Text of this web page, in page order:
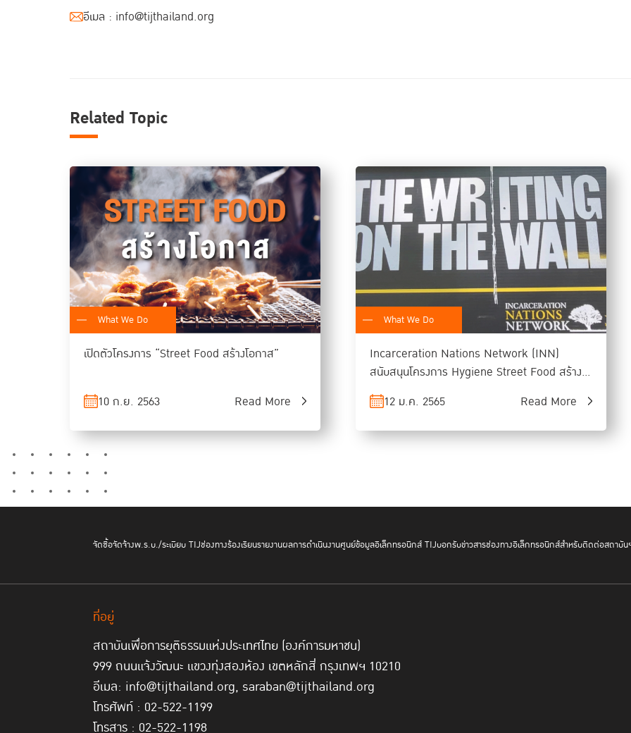
จากน้ำ ก่อนทำการปล่อยน้ำทิ้งลงสู่ท่อระบายน้ำสาธารณะ ช่วย
มีระบบพัดลมดูควันเข้าสู่ปล่องควันสูงด้านบน เพื่อไม่ให้กลิ่นแล
มีระบบไฟฟ้า 2 ตัวเลือก ระบบที่ใช้ไฟฟ้าจากแบตเตอรี่ และระ
เชื่อมต่อกับอุปกรณ์ไฟฟ้า เปิดพัดลมดูดควัน และเปิดไฟในเวล
อุปกรณ์ในรถเข็นสามารถถอดประกอบได้ง่าย ปรับเปลี่ยนเป็น
เก็บถังแก๊สด้านท้ายรถและมีสายส่งแก๊สที่เก็บในท่อเรียบร้อย
รถเข็นมีน้ำหนักเบาแต่แข็งแรง โดยเลือกวัสดุคุณภาพ มีกา
ผศ.ดร.นภัสรพี เหลืองสกุล คณบดีคณะอุตสาหกรรมอาหาร สถา
สัดส่วนตามที่ได้อบรม อุปกรณ์เครื่องครัวและภาชนะได้มาตรฐาน
นอกเหนือจากรสชาติอาหารที่ทำได้อร่อยมากแล้ว ความสะอาด
อีเมล : info@tijthailand.org
Related Topic
What We Do
เปิดตัวโครงการ “Street Food สร้างโอกาส”
10 ก.ย. 2563 Read More
What We Do
Incarceration Nations Network (INN)
สนับสนุนโครงการ Hygiene Street Food สร้าง
โอกาส
12 ม.ค. 2565 Read More
จัดซื้อจัดจ้างพ.ร.บ./ระเบียบ TIJช่องทางร้องเรียนรายงานผลการดำเนินงานศูนย์ข้อมูลอิเล็กทรอนิกส์ TIJบอกรับข่าวสารช่องทางอิเล็กทรอนิกส์สำหรับติดต่อสถาบัน
ที่อยู่
สถาบันเพื่อการยุติธรรมแห่งประเทศไทย (องค์การมหาชน)
999 ถนนแจ้งวัฒนะ แขวงทุ่งสองห้อง เขตหลักสี่ กรุงเทพฯ 10210
อีเมล: info@tijthailand.org, saraban@tijthailand.org
โทรศัพท์ : 02-522-1199
โทรสาร : 02-522-1198